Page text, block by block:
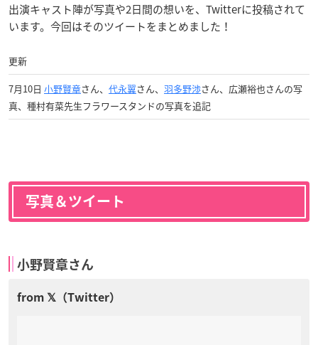
出演キャスト陣が写真や2日間の想いを、Twitterに投稿されて
います。今回はそのツイートをまとめました！
更新
7月10日 小野賢章さん、 代永翼さん、 羽多野渉さん、広瀬裕也さんの写
真、種村有菜先生フラワースタンドの写真を追記
写真＆ツイート
小野賢章さん